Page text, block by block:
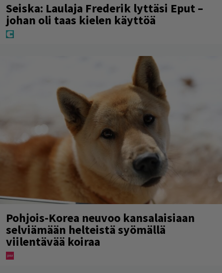
Seiska: Laulaja Frederik lyttäsi Eput –
johan oli taas kielen käyttöä
Pohjois-Korea neuvoo kansalaisiaan
selviämään helteistä syömällä
viilentävää koiraa